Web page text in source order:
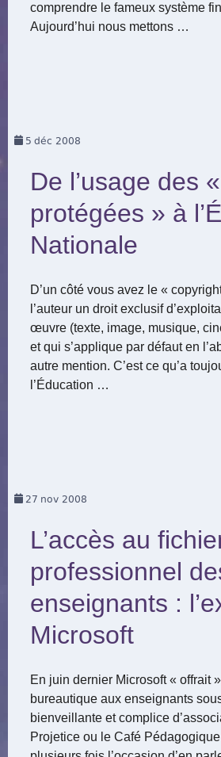
comprendre le fameux système
Aujourd’hui nous mettons …
5 déc 2008
De l’usage des
protégées » à
Nationale
D’un côté vous avez le «
l’auteur un droit exclusif
œuvre (texte, image, musique,
et qui s’applique par défaut en
autre mention. C’est ce qu’a
l’Éducation …
27 nov 2008
L’accès au
professionnel
enseignants :
Microsoft
En juin dernier Microsoft « offrait
bureautique aux enseignants
bienveillante et complice
Projetice ou le Café